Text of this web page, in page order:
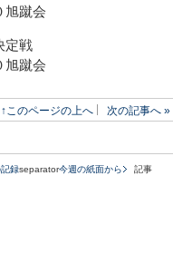
旭蹴会
定戦
旭蹴会
↑このページの上へ 次の記事へ »
録separator今週の紙面から 記事